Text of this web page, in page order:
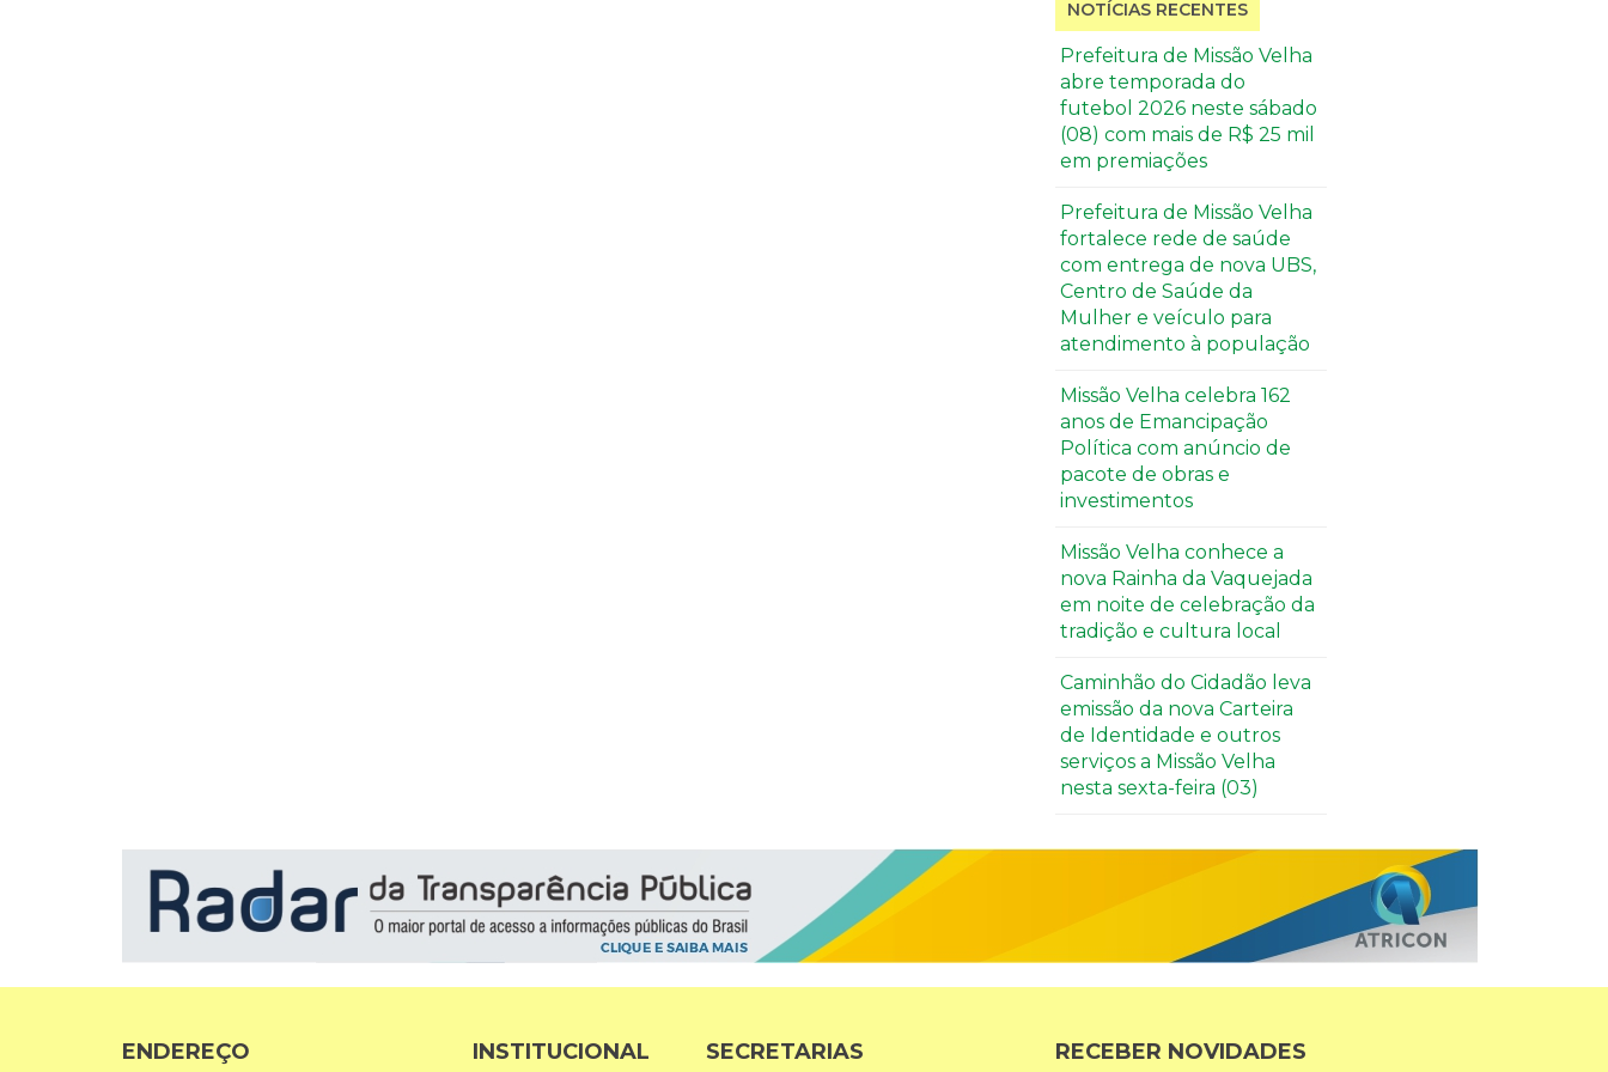
NOTÍCIAS RECENTES
Prefeitura de Missão Velha
abre temporada do
futebol 2026 neste sábado
(08) com mais de R$ 25 mil
em premiações
Prefeitura de Missão Velha
fortalece rede de saúde
com entrega de nova UBS,
Centro de Saúde da
Mulher e veículo para
atendimento à população
Missão Velha celebra 162
anos de Emancipação
Política com anúncio de
pacote de obras e
investimentos
Missão Velha conhece a
nova Rainha da Vaquejada
em noite de celebração da
tradição e cultura local
Caminhão do Cidadão leva
emissão da nova Carteira
de Identidade e outros
serviços a Missão Velha
nesta sexta-feira (03)
ENDEREÇO INSTITUCIONAL SECRETARIAS RECEBER NOVIDADES